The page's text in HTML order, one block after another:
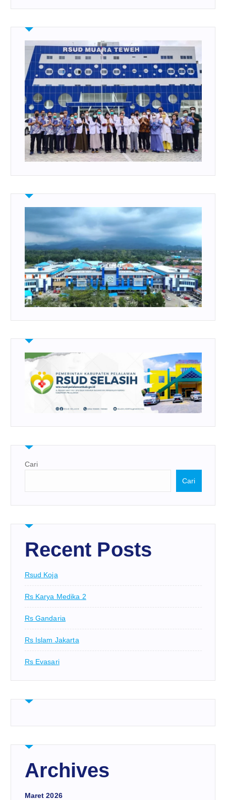
Cari
Cari
Recent Posts
Rsud Koja
Rs Karya Medika 2
Rs Gandaria
Rs Islam Jakarta
Rs Evasari
Archives
Maret 2026